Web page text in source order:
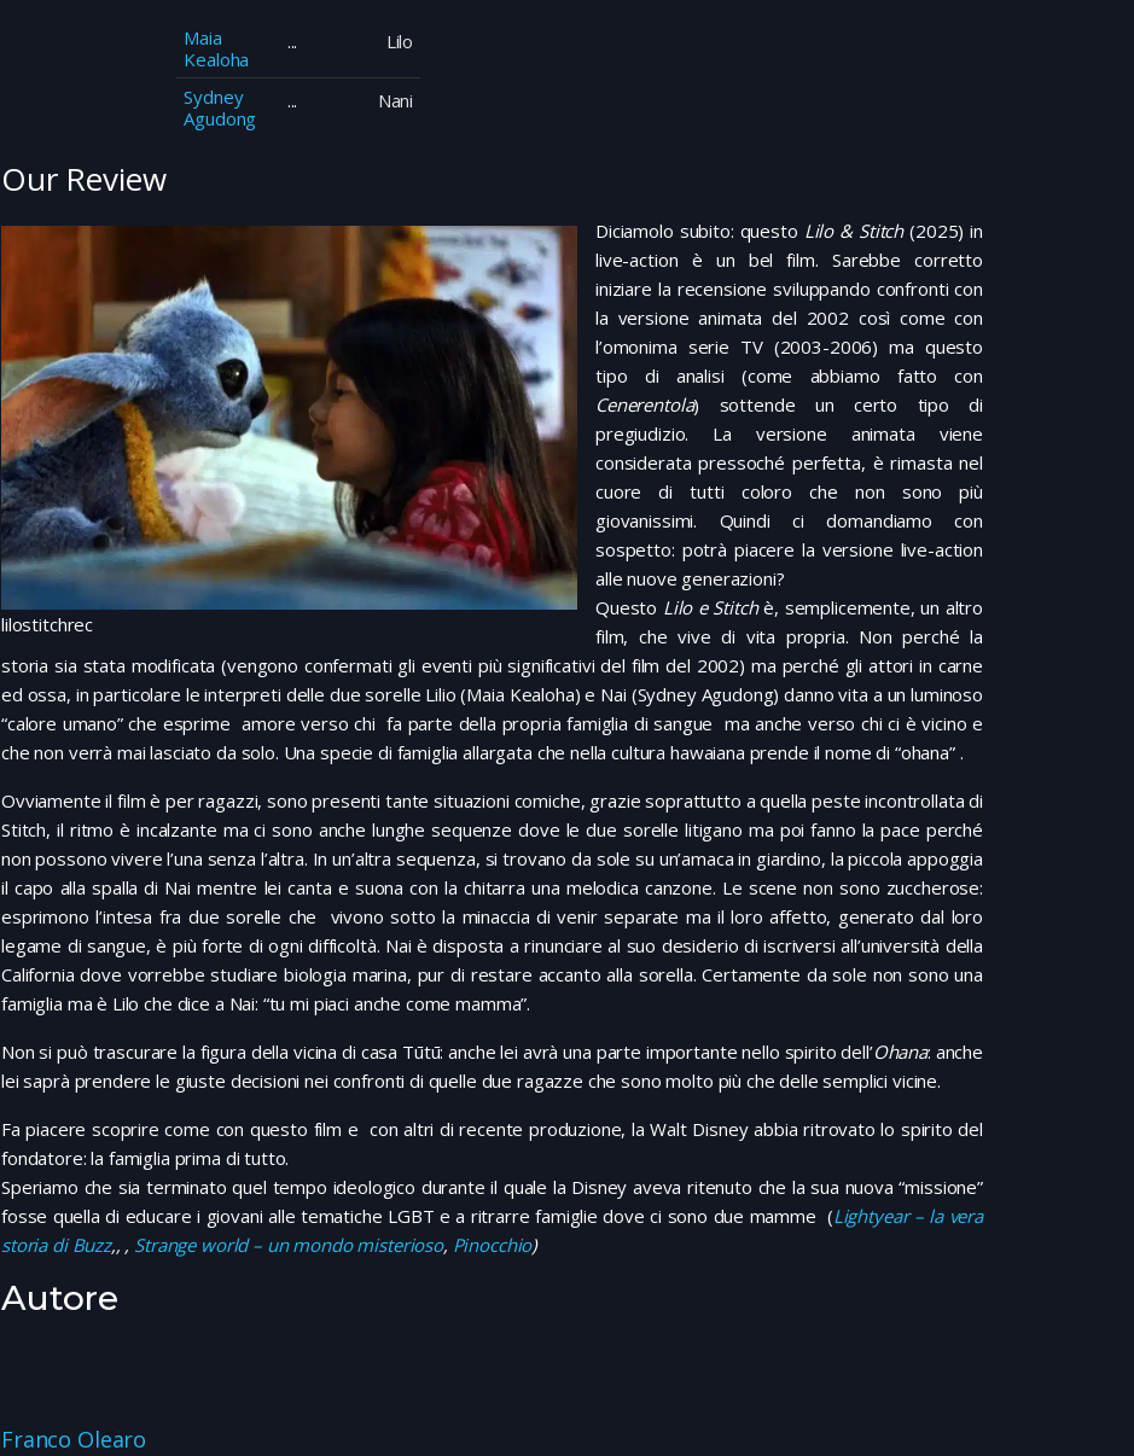
Maia
Kealoha
Lilo
Sydney
Agudong
Nani
Our Review
lilostitchrec
Diciamolo subito: questo Lilo & Stitch(2025) in
live-action è un bel film. Sarebbe corretto
iniziare la recensione sviluppando confronti con
la versione animata del 2002 così come con
l’omonima serie TV (2003-2006) ma questo
tipo di analisi (come abbiamo fatto con
Cenerentola) sottende un certo tipo di
pregiudizio. La versione animata viene
considerata pressoché perfetta, è rimasta nel
cuore di tutti coloro che non sono più
giovanissimi. Quindi ci domandiamo con
sospetto: potrà piacere la versione live-action
alle nuove generazioni?
Questo Lilo e Stitchè, semplicemente, un altro
film, che vive di vita propria. Non perché la
storia sia stata modificata (vengono confermati gli eventi più significativi del film del 2002) ma perché gli attori in carne
ed ossa, in particolare le interpreti delle due sorelle Lilio (Maia Kealoha) e Nai (Sydney Agudong) danno vita a un luminoso
“calore umano” che esprime amore verso chi fa parte della propria famiglia di sangue ma anche verso chi ci è vicino e
che non verrà mai lasciato da solo. Una specie di famiglia allargata che nella cultura hawaiana prende il nome di “ohana” .
Ovviamente il film è per ragazzi, sono presenti tante situazioni comiche, grazie soprattutto a quella peste incontrollata di
Stitch, il ritmo è incalzante ma ci sono anche lunghe sequenze dove le due sorelle litigano ma poi fanno la pace perché
non possono vivere l’una senza l’altra. In un’altra sequenza, si trovano da sole su un’amaca in giardino, la piccola appoggia
il capo alla spalla di Nai mentre lei canta e suona con la chitarra una melodica canzone. Le scene non sono zuccherose:
esprimono l’intesa fra due sorelle che vivono sotto la minaccia di venir separate ma il loro affetto, generato dal loro
legame di sangue, è più forte di ogni difficoltà. Nai è disposta a rinunciare al suo desiderio di iscriversi all’università della
California dove vorrebbe studiare biologia marina, pur di restare accanto alla sorella. Certamente da sole non sono una
famiglia ma è Lilo che dice a Nai: “tu mi piaci anche come mamma”.
Non si può trascurare la figura della vicina di casa Tūtū: anche lei avrà una parte importante nello spirito dell’Ohana: anche
lei saprà prendere le giuste decisioni nei confronti di quelle due ragazze che sono molto più che delle semplici vicine.
Fa piacere scoprire come con questo film e con altri di recente produzione, la Walt Disney abbia ritrovato lo spirito del
fondatore: la famiglia prima di tutto.
Speriamo che sia terminato quel tempo ideologico durante il quale la Disney aveva ritenuto che la sua nuova “missione”
fosse quella di educare i giovani alle tematiche LGBT e a ritrarre famiglie dove ci sono due mamme (Lightyear – la vera
storia di Buzz,, , Strange world – un mondo misterioso, Pinocchio)
Autore
Franco Olearo